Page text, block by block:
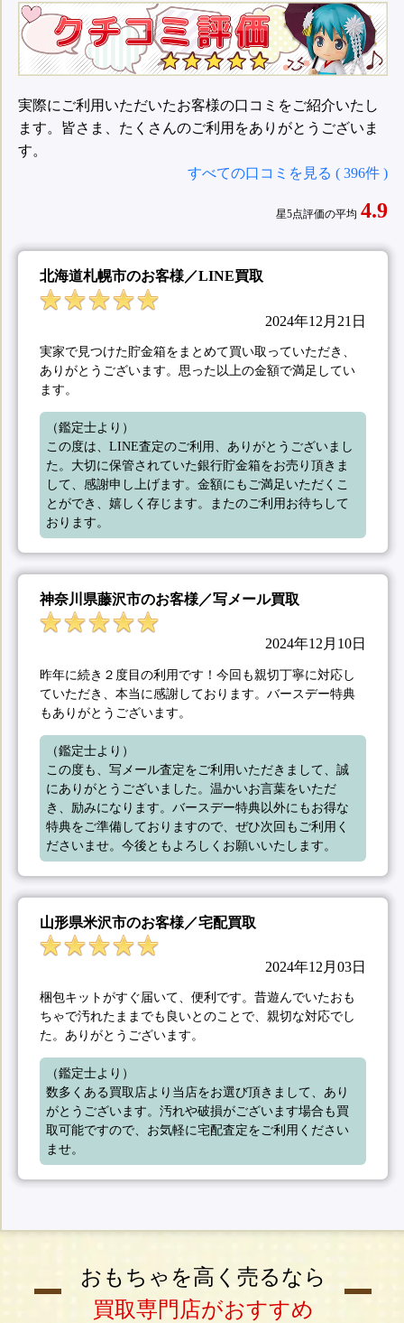
実際にご利用いただいたお客様の口コミをご紹介いたし
ます。皆さま、たくさんのご利用をありがとうございま
す。
すべての口コミを見る ( 396件 )
星5点評価の平均 4.9
北海道札幌市のお客様／LINE買取
2024年12月21日
実家で見つけた貯金箱をまとめて買い取っていただき、
ありがとうございます。思った以上の金額で満足してい
ます。
（鑑定士より）
この度は、LINE査定のご利用、ありがとうございまし
た。大切に保管されていた銀行貯金箱をお売り頂きま
して、感謝申し上げます。金額にもご満足いただくこ
とができ、嬉しく存じます。またのご利用お待ちして
おります。
神奈川県藤沢市のお客様／写メール買取
2024年12月10日
昨年に続き２度目の利用です！今回も親切丁寧に対応し
ていただき、本当に感謝しております。バースデー特典
もありがとうございます。
（鑑定士より）
この度も、写メール査定をご利用いただきまして、誠
にありがとうございました。温かいお言葉をいただ
き、励みになります。バースデー特典以外にもお得な
特典をご準備しておりますので、ぜひ次回もご利用く
ださいませ。今後ともよろしくお願いいたします。
山形県米沢市のお客様／宅配買取
2024年12月03日
梱包キットがすぐ届いて、便利です。昔遊んでいたおも
ちゃで汚れたままでも良いとのことで、親切な対応でし
た。ありがとうございます。
（鑑定士より）
数多くある買取店より当店をお選び頂きまして、あり
がとうございます。汚れや破損がございます場合も買
取可能ですので、お気軽に宅配査定をご利用ください
ませ。
おもちゃを高く売るなら
買取専門店がおすすめ